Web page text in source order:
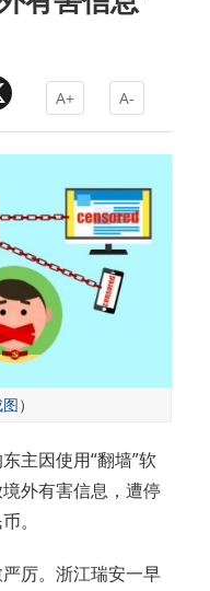
A+ A-
）
主因使用“翻墙”软
外有害信息，遭停
。
厉。浙江瑞安一早